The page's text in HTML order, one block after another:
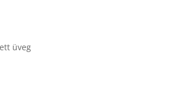
üveg